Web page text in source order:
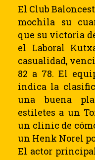
El Club
mochila su
que su victoria
el Laboral
casualidad,
82 a 78. El
indica la
una buena
estiletes a un
un clinic de
un Henk Norel
El actor